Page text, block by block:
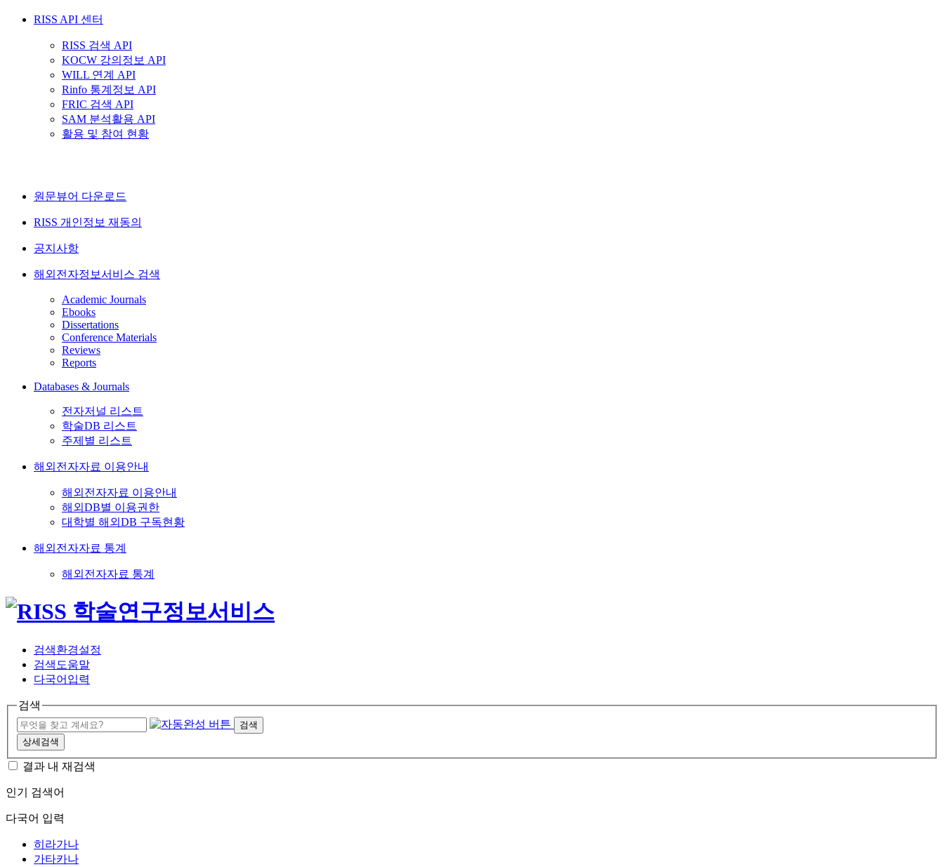
RISS API 센터
RISS 검색 API
KOCW 강의정보 API
WILL 연계 API
Rinfo 통계정보 API
FRIC 검색 API
SAM 분석활용 API
활용 및 참여 현황
원문뷰어 다운로드
RISS 개인정보 재동의
공지사항
해외전자정보서비스 검색
Academic Journals
Ebooks
Dissertations
Conference Materials
Reviews
Reports
Databases & Journals
전자저널 리스트
학술DB 리스트
주제별 리스트
해외전자자료 이용안내
해외전자자료 이용안내
해외DB별 이용권한
대학별 해외DB 구독현황
해외전자자료 통계
해외전자자료 통계
검색환경설정
검색도움말
다국어입력
검색
검색
상세검색
결과 내 재검색
인기 검색어
다국어 입력
히라가나
가타카나